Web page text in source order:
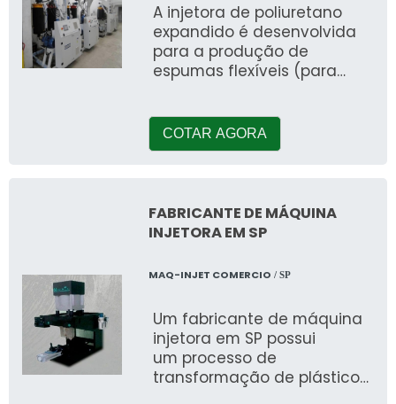
A injetora de poliuretano
expandido é desenvolvida
para a produção de
espumas flexíveis (para
COTAR AGORA
FABRICANTE DE MÁQUINA
INJETORA EM SP
MAQ-INJET COMERCIO / SP
Um fabricante de máquina
injetora em SP possui
um processo de
transformação de plásticos,